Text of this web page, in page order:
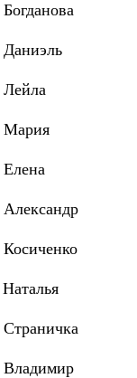
Богданова
Даниэль
Лейла
Мария
Елена
Александр
Косиченко
Наталья
Страничка
Владимир